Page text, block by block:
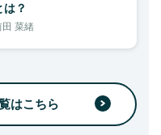
は？
田 菜緒
はこちら